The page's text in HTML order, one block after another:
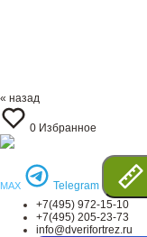
« назад
0 Избранное
MAX Telegram
+7(495) 972-15-10
+7(495) 205-23-73
info@dverifortrez.ru